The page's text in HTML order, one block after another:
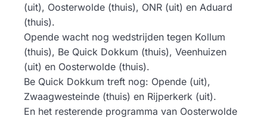
(uit), Oosterwolde (thuis), ONR (uit) en Aduard
(thuis).
Opende wacht nog wedstrijden tegen Kollum
(thuis), Be Quick Dokkum (thuis), Veenhuizen
(uit) en Oosterwolde (thuis).
Be Quick Dokkum treft nog: Opende (uit),
Zwaagwesteinde (thuis) en Rijperkerk (uit).
En het resterende programma van Oosterwolde